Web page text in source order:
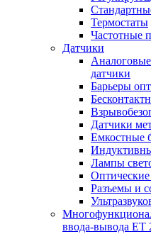
Термостаты
Частотные
Датчики
датчики
Барьеры
Датчики
Емкостные
Лампы
Оптические
Разъемы и
ввода-вывода ET